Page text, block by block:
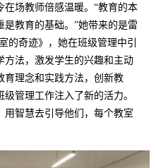
场教师倍感温暖。 “教育的本
教育的基础。 ”她带来的是雷
的奇迹》 ，她在班级管理中引
方法，激发学生的兴趣和主动
育理念和实践方法，创新教
管理工作注入了新的活力。
用智慧去引导他们，每个教室